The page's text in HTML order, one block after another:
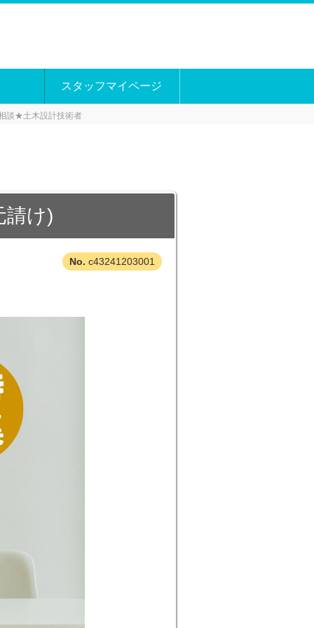
スタッフマイページ
談★土木設計技術者
請け)
c43241203001